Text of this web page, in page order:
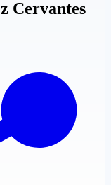
Cervantes